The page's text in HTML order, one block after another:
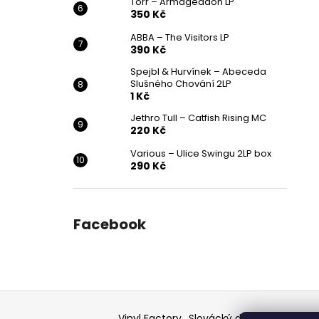
350 Kč
ABBA – The Visitors LP
390 Kč
Spejbl & Hurvínek – Abeceda
Slušného Chování 2LP
1 Kč
Jethro Tull – Catfish Rising MC
220 Kč
Various ‎– Ulice Swingu 2LP box
290 Kč
Facebook
Z